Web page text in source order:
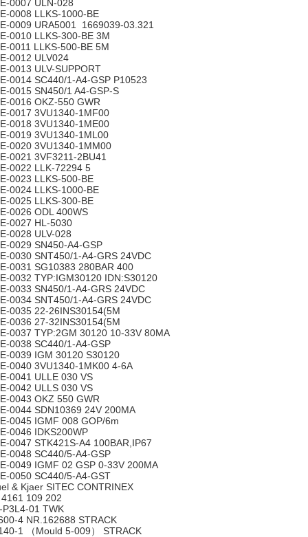
0007 ULN-028
0008 LLKS-1000-BE
0009 URA5001 1669039-03.321
0010 LLKS-300-BE 3M
0011 LLKS-500-BE 5M
0012 ULV024
0013 ULV-SUPPORT
0014 SC440/1-A4-GSP P10523
0015 SN450/1 A4-GSP-S
0016 OKZ-550 GWR
0017 3VU1340-1MF00
0018 3VU1340-1ME00
0019 3VU1340-1ML00
0020 3VU1340-1MM00
0021 3VF3211-2BU41
0022 LLK-72294 5
0023 LLKS-500-BE
0024 LLKS-1000-BE
0025 LLKS-300-BE
0026 ODL 400WS
0027 HL-5030
0028 ULV-028
0029 SN450-A4-GSP
0030 SNT450/1-A4-GRS 24VDC
0031 SG10383 280BAR 400
0032 TYP:IGM30120 IDN:S30120
0033 SN450/1-A4-GRS 24VDC
0034 SNT450/1-A4-GRS 24VDC
0035 22-26INS30154(5M
0036 27-32INS30154(5M
0037 TYP:2GM 30120 10-33V 80MA
0038 SC440/1-A4-GSP
0039 IGM 30120 S30120
0040 3VU1340-1MK00 4-6A
0041 ULLE 030 VS
0042 ULLS 030 VS
0043 OKZ 550 GWR
0044 SDN10369 24V 200MA
0045 IGMF 008 GOP/6m
0046 IDKS200WP
0047 STK421S-A4 100BAR,IP67
0048 SC440/5-A4-GSP
0049 IGMF 02 GSP 0-33V 200MA
0050 SC440/5-A4-GST
& Kjaer SITEC CONTRINEX
109 202
P3L4-01 TWK
4 NR.162688 STRACK
1 （Mould 5-009） STRACK